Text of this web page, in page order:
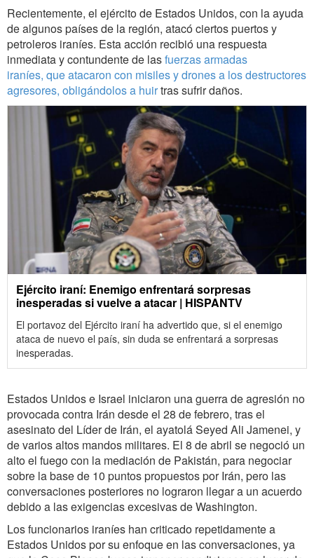
Recientemente, el ejército de Estados Unidos, con la ayuda
de algunos países de la región, atacó ciertos puertos y
petroleros iraníes. Esta acción recibió una respuesta
inmediata y contundente de lasfuerzas armadas
iraníes, que atacaron con misiles y drones a los destructores
agresores, obligándolos a huirtras sufrir daños.
Ejército iraní: Enemigo enfrentará sorpresas
inesperadas si vuelve a atacar | HISPANTV
El portavoz del Ejército iraní ha advertido que, si el enemigo
ataca de nuevo el país, sin duda se enfrentará a sorpresas
inesperadas.
Estados Unidos e Israel iniciaron una guerra de agresión no
provocada contra Irán desde el 28 de febrero, tras el
asesinato del Líder de Irán, el ayatolá Seyed Ali Jamenei, y
de varios altos mandos militares. El 8 de abril se negoció un
alto el fuego con la mediación de Pakistán, para negociar
sobre la base de 10 puntos propuestos por Irán, pero las
conversaciones posteriores no lograron llegar a un acuerdo
debido a las exigencias excesivas de Washington.
Los funcionarios iraníes han criticado repetidamente a
Estados Unidos por su enfoque en las conversaciones, ya